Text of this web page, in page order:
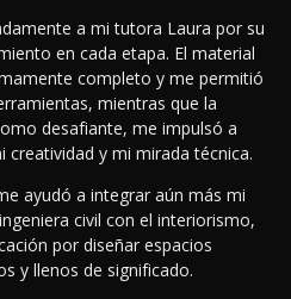
a mi tutora Laura por su
en cada etapa. El material
completo y me permitió
mientras que la
desafiante, me impulsó a
creatividad y mi mirada técnica.
ayudó a integrar aún más mi
civil con el interiorismo,
por diseñar espacios
y llenos de significado.